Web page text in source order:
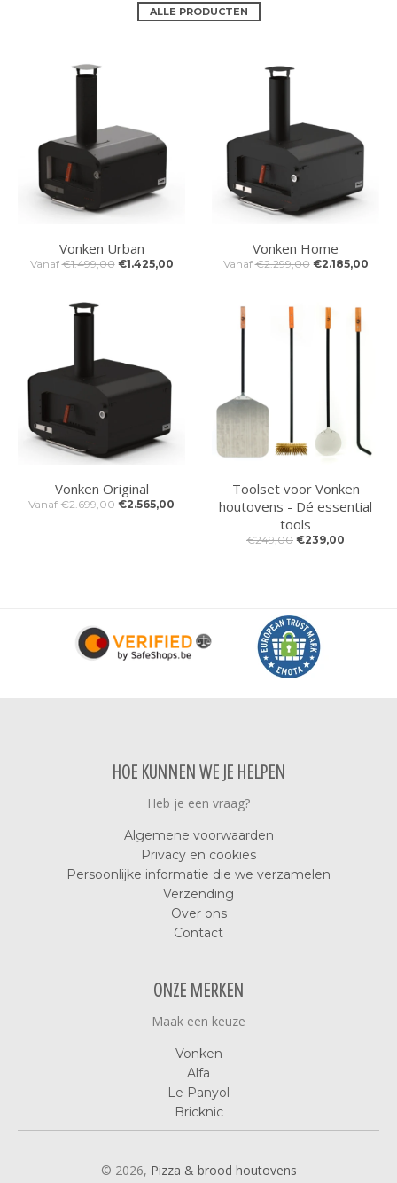
ALLE PRODUCTEN
Vonken Urban
Vanaf €1.499,00 €1.425,00
Vonken Home
Vanaf €2.299,00 €2.185,00
Vonken Original
Vanaf €2.699,00 €2.565,00
Toolset voor Vonken
houtovens - Dé essential
tools
€249,00 €239,00
HOE KUNNEN WE JE HELPEN
Heb je een vraag?
Algemene voorwaarden
Privacy en cookies
Persoonlijke informatie die we verzamelen
Verzending
Over ons
Contact
ONZE MERKEN
Maak een keuze
Vonken
Alfa
Le Panyol
Bricknic
© 2026, Pizza & brood houtovens